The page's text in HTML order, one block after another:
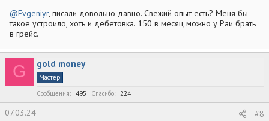
@Evgeniyr, писали довольно давно. Свежий опыт есть? Меня бы
такое устроило, хоть и дебетовка. 150 в месяц можно у Раи брать
в грейс.
G gold money
Мастер
Сообщения
495 Спасибо 224
07.03.24 #8